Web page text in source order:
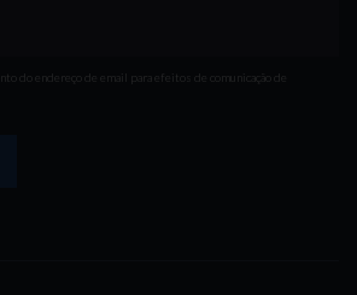
do endereço de email para efeitos de comunicação de